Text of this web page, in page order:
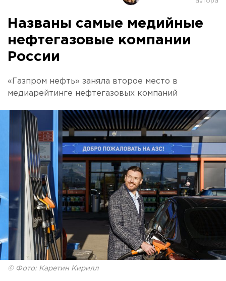
Названы самые медийные
нефтегазовые компании
России
«Газпром нефть» заняла второе место в
медиарейтинге нефтегазовых компаний
© Фото: Каретин Кирилл